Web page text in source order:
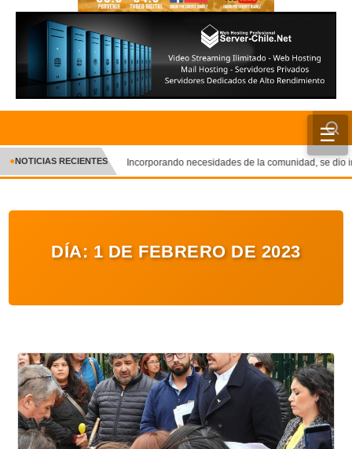
☰
INICIO
CRÓNICA
ENTRETENIMIENTO Y CULTURA
AUDIOS
VIDEOS
GALERIA DE FOTOS
NOTICIAS RECIENTES Incorporando necesidades de la comunidad, se dio
DÍA: 1 DE FEBRERO DE 2023